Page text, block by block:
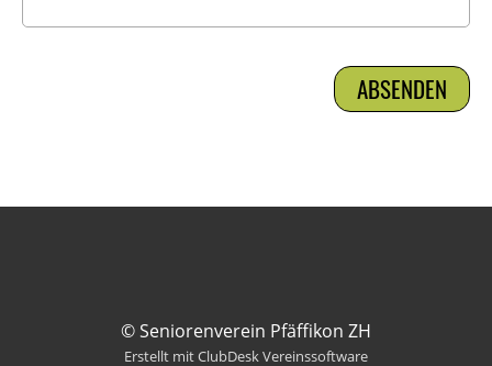
© Seniorenverein Pfäffikon ZH
Erstellt mit ClubDesk Vereinssoftware